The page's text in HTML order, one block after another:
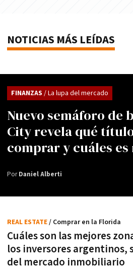
NOTICIAS MÁS LEÍDAS
Nuevo semáforo de
City revela qué
comprar y cuáles
FINANZAS / La lupa del mercado
PorDaniel Alberti
Cuáles son las mejores
los inversores argentinos,
del mercado inmobiliario
REAL ESTATE/ Comprar en la Florida